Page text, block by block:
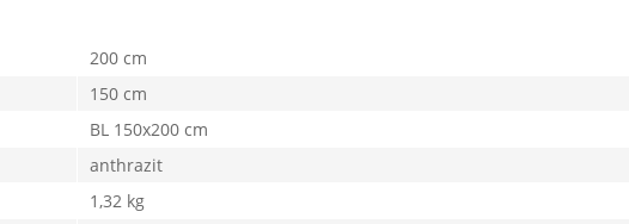
200 cm
150 cm
BL 150x200 cm
anthrazit
1,32 kg